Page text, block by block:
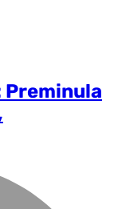
Preminula